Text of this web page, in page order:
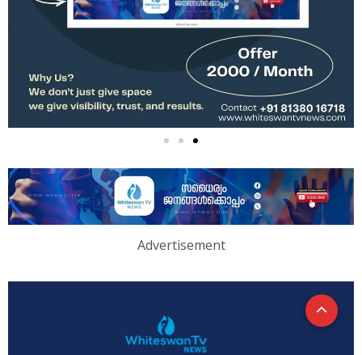
Advertisement